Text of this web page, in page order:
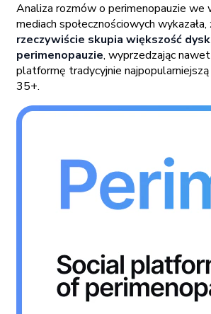
Analiza rozmów o perimenopauzie we
mediach społecznościowych wykazała,
rzeczywiście skupia większość
perimenopauzie, wyprzedzając
platformę tradycyjnie
35+.